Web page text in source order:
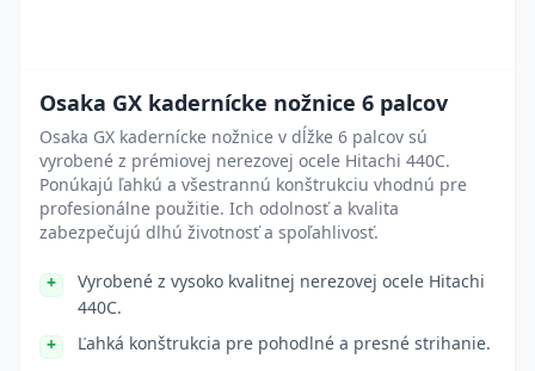
Osaka GX kadernícke nožnice 6 palcov
Osaka GX kadernícke nožnice v dĺžke 6 palcov sú
vyrobené z prémiovej nerezovej ocele Hitachi 440C.
Ponúkajú ľahkú a všestrannú konštrukciu vhodnú pre
profesionálne použitie. Ich odolnosť a kvalita
zabezpečujú dlhú životnosť a spoľahlivosť.
Vyrobené z vysoko kvalitnej nerezovej ocele Hitachi
440C.
Ľahká konštrukcia pre pohodlné a presné strihanie.